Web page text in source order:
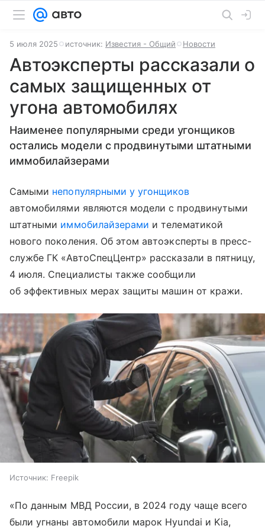
5 июля 2025 источник: Известия - Общий Новости
Автоэксперты рассказали о
самых защищенных от
угона автомобилях
Наименее популярными среди угонщиков
остались модели с продвинутыми штатными
иммобилайзерами
Самыми непопулярными у угонщиков
автомобилями являются модели с продвинутыми
штатными иммобилайзерами и телематикой
нового поколения. Об этом автоэксперты в пресс-
службе ГК «АвтоСпецЦентр» рассказали в пятницу,
4 июля. Специалисты также сообщили
об эффективных мерах защиты машин от кражи.
Источник: Freepik
«По данным МВД России, в 2024 году чаще всего
были угнаны автомобили марок Hyundai и Kia,